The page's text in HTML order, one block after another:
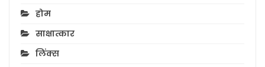
होम
साक्षात्कार
लिंक्स